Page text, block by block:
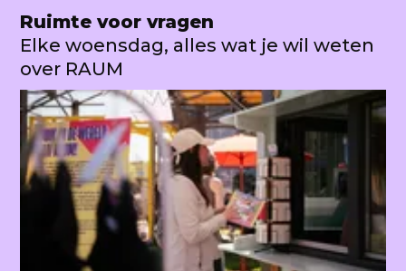
Ruimte voor vragen
Elke woensdag, alles wat je wil weten
over RAUM